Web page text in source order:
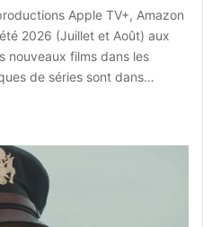
Apple TV+, Amazon
2026 (Juillet et Août) aux
nouveaux films dans les
de séries sont dans…